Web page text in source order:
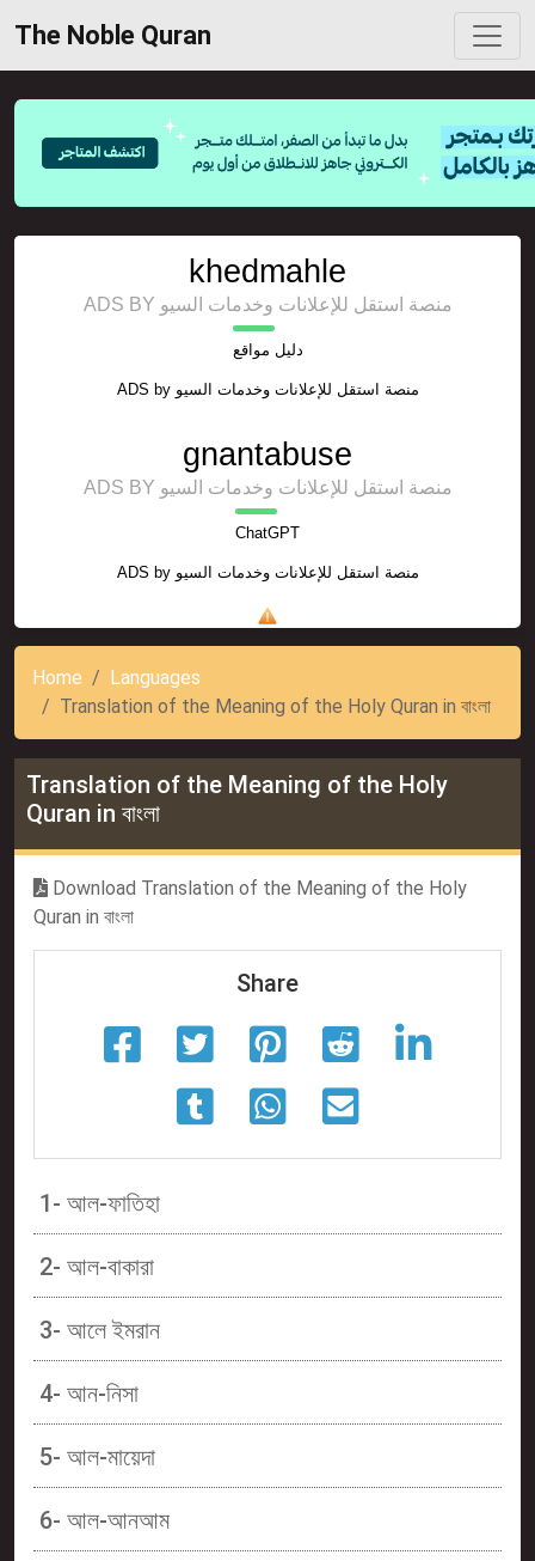
The Noble Quran
khedmahle
ADS BY منصة استقل للإعلانات وخدمات السيو
دليل مواقع
ADS by منصة استقل للإعلانات وخدمات السيو
gnantabuse
ADS BY منصة استقل للإعلانات وخدمات السيو
ChatGPT
ADS by منصة استقل للإعلانات وخدمات السيو
Home
Languages
Translation of the Meaning of the Holy Quran in বাংলা
Translation of the Meaning of the Holy
Quran in বাংলা
Download Translation of the Meaning of the Holy
Quran in বাংলা
Share
1- আল-ফাতিহা
2- আল-বাকারা
3- আলে ইমরান
4- আন-নিসা
5- আল-মায়েদা
6- আল-আনআম